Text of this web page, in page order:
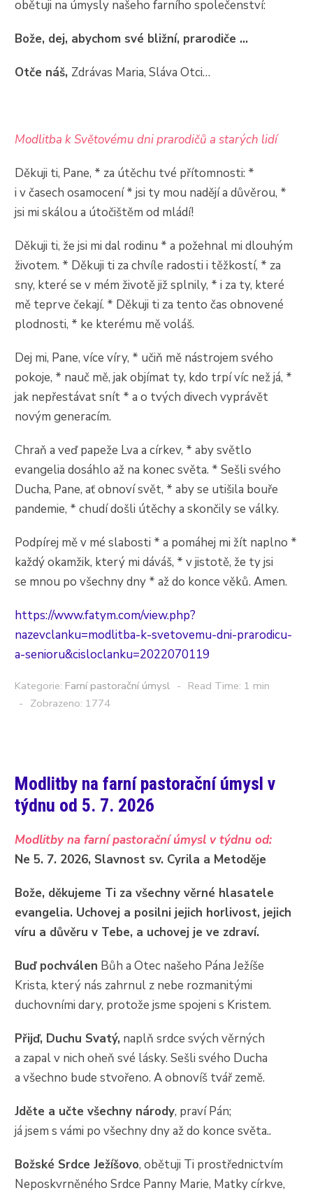
obětuji na úmysly našeho farního společenství:
Bože, dej, abychom své bližní, prarodiče …
Otče náš, Zdrávas Maria, Sláva Otci…
Modlitba k Světovému dni prarodičů a starých lidí
Děkuji ti, Pane, * za útěchu tvé přítomnosti: *
i v časech osamocení * jsi ty mou nadějí a důvěrou, *
jsi mi skálou a útočištěm od mládí!
Děkuji ti, že jsi mi dal rodinu * a požehnal mi dlouhým
životem. * Děkuji ti za chvíle radosti i těžkostí, * za
sny, které se v mém životě již splnily, * i za ty, které
mě teprve čekají. * Děkuji ti za tento čas obnovené
plodnosti, * ke kterému mě voláš.
Dej mi, Pane, více víry, * učiň mě nástrojem svého
pokoje, * nauč mě, jak objímat ty, kdo trpí víc než já, *
jak nepřestávat snít * a o tvých divech vyprávět
novým generacím.
Chraň a veď papeže Lva a církev, * aby světlo
evangelia dosáhlo až na konec světa. * Sešli svého
Ducha, Pane, ať obnoví svět, * aby se utišila bouře
pandemie, * chudí došli útěchy a skončily se války.
Podpírej mě v mé slabosti * a pomáhej mi žít naplno *
každý okamžik, který mi dáváš, * v jistotě, že ty jsi
se mnou po všechny dny * až do konce věků. Amen.
https://www.fatym.com/view.php?
nazevclanku=modlitba-k-svetovemu-dni-prarodicu-
a-senioru&cisloclanku=2022070119
Kategorie: Farní pastorační úmysl
Read Time: 1 min
Zobrazeno: 1774
Modlitby na farní pastorační úmysl v
týdnu od 5. 7. 2026
Modlitby na farní pastorační úmysl v týdnu od:
Ne 5. 7. 2026, Slavnost sv. Cyrila a Metoděje
Bože, děkujeme Ti za všechny věrné hlasatele
evangelia. Uchovej a posilni jejich horlivost, jejich
víru a důvěru v Tebe, a uchovej je ve zdraví.
Buď pochválen Bůh a Otec našeho Pána Ježíše
Krista, který nás zahrnul z nebe rozmanitými
duchovními dary, protože jsme spojeni s Kristem.
Přijď, Duchu Svatý, naplň srdce svých věrných
a zapal v nich oheň své lásky. Sešli svého Ducha
a všechno bude stvořeno. A obnovíš tvář země.
Jděte a učte všechny národy, praví Pán;
já jsem s vámi po všechny dny až do konce světa..
Božské Srdce Ježíšovo, obětuji Ti prostřednictvím
Neposkvrněného Srdce Panny Marie, Matky církve,